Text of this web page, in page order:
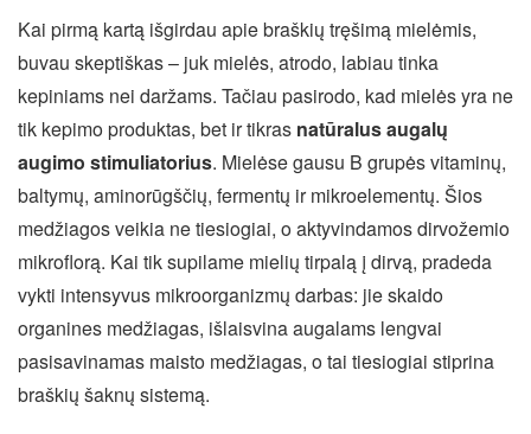
Kai pirmą kartą išgirdau apie braškių tręšimą mielėmis,
buvau skeptiškas – juk mielės, atrodo, labiau tinka
kepiniams nei daržams. Tačiau pasirodo, kad mielės yra ne
tik kepimo produktas, bet ir tikras natūralus augalų
augimo stimuliatorius. Mielėse gausu B grupės vitaminų,
baltymų, aminorūgščių, fermentų ir mikroelementų. Šios
medžiagos veikia ne tiesiogiai, o aktyvindamos dirvožemio
mikroflorą. Kai tik supilame mielių tirpalą į dirvą, pradeda
vykti intensyvus mikroorganizmų darbas: jie skaido
organines medžiagas, išlaisvina augalams lengvai
pasisavinamas maisto medžiagas, o tai tiesiogiai stiprina
braškių šaknų sistemą.